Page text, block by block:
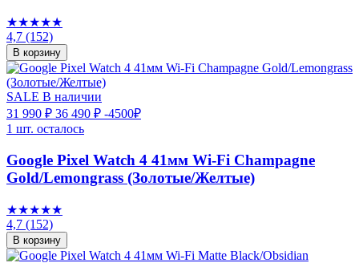
★★★★★
4,7 (152)
В корзину
SALE В наличии
31 990 ₽ 36 490 ₽ -4500₽
1 шт. осталось
Google Pixel Watch 4 41мм Wi-Fi Champagne
Gold/Lemongrass (Золотые/Желтые)
★★★★★
4,7 (152)
В корзину